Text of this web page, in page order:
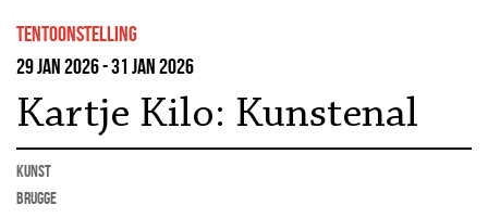
Steun ons
Aktief
tentoonstelling
29 jan 2026 - 31 jan 2026
Kartje Kilo: Kunstenal
kunst
Brugge